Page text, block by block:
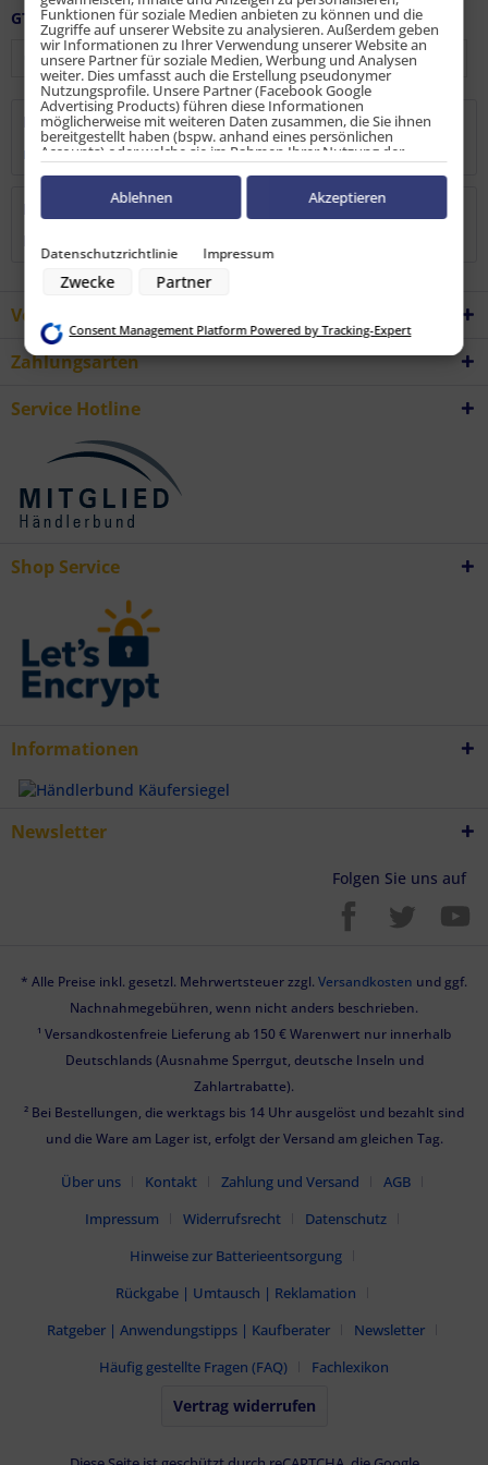
GTIN / EAN:
9010486141778
Beschreibung
mehr
Bewertungen
0
Vorteile
Zahlungsarten
Service Hotline
Shop Service
Informationen
Newsletter
Folgen Sie uns auf
* Alle Preise inkl. gesetzl. Mehrwertsteuer zzgl. Versandkosten und ggf.
Nachnahmegebühren, wenn nicht anders beschrieben.
¹ Versandkostenfreie Lieferung ab 150 € Warenwert nur innerhalb
Deutschlands (Ausnahme Sperrgut, deutsche Inseln und
Zahlartrabatte).
² Bei Bestellungen, die werktags bis 14 Uhr ausgelöst und bezahlt sind
und die Ware am Lager ist, erfolgt der Versand am gleichen Tag.
Über uns Kontakt Zahlung und Versand
AGB
Impressum
Widerrufsrecht
Datenschutz
Hinweise zur Batterieentsorgung
Rückgabe | Umtausch | Reklamation
Ratgeber | Anwendungstipps | Kaufberater
Newsletter
Häufig gestellte Fragen (FAQ)
Fachlexikon
Vertrag widerrufen
Funktionen für soziale Medien anbieten zu können und die
Zugriffe auf unserer Website zu analysieren. Außerdem geben
wir Informationen zu Ihrer Verwendung unserer Website an
unsere Partner für soziale Medien, Werbung und Analysen
weiter. Dies umfasst auch die Erstellung pseudonymer
Nutzungsprofile. Unsere Partner (Facebook Google
Advertising Products) führen diese Informationen
möglicherweise mit weiteren Daten zusammen, die Sie ihnen
bereitgestellt haben (bspw. anhand eines persönlichen
Accounts) oder welche sie im Rahmen Ihrer Nutzung der
Dienste gesammelt haben (bspw. Nutzungsdaten anderer
Geräte). Ihre Einwilligung zur Nutzung von Cookies und Pixeln
können Sie jederzeit widerrufen, indem Sie auf den
Datenschutz-Button links unten klicken und dort die
Zwecke der Datenverarbeitung durch unsere Partner:
Speichern von oder Zugriff auf Informationen auf einem Endgerät
Verwendung von Profilen zur Auswahl personalisierter Werbung
Verwendung von Profilen zur Auswahl personalisierter Inhalte
Messung der Performance von Inhalten
Analyse von Zielgruppen durch Statistiken oder Kombinationen von
Entwicklung und Verbesserung der Angebote
Verwendung reduzierter Daten zur Auswahl von Inhalten
Besondere Features:
Verwendung genauer Standortdaten
Endgeräteeigenschaften zur Identifikation aktiv abfragen
Datenschutzrichtlinie Impressum
Zwecke Partner
Ablehnen Akzeptieren
Consent Management Platform Powered by Tracking-Expert